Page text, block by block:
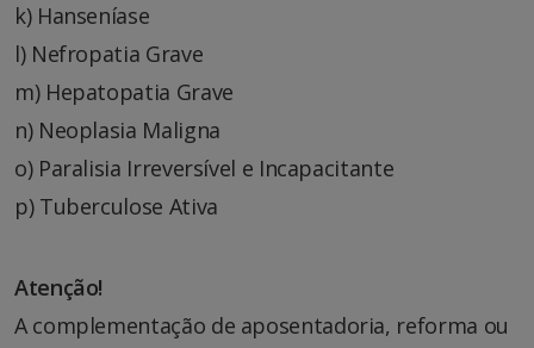
k) Hanseníase
l) Nefropatia Grave
m) Hepatopatia Grave
n) Neoplasia Maligna
o) Paralisia Irreversível e Incapacitante
p) Tuberculose Ativa
Atenção!
A complementação de aposentadoria, reforma ou